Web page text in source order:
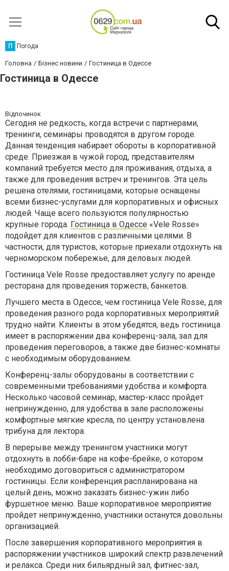
П Погода
Головна Бізнес новини Гостиница в Одессе
Гостиница в Одессе
Відпочинок
Сегодня не редкость, когда встречи с партнерами,
тренинги, семинары проводятся в другом городе.
Данная тенденция набирает обороты в корпоративной
среде. Приезжая в чужой город, представителям
компаний требуется место для проживания, отдыха, а
также для проведения встреч и тренингов. Эта цель
решена отелями, гостиницами, которые оснащены
всеми бизнес-услугами для корпоративных и офисных
людей. Чаще всего пользуются популярностью
крупные города. Гостиница в Одессе «Vele Rosse»
подойдет для клиентов с различными целями. В
частности, для туристов, которые приехали отдохнуть на
черноморском побережье, для деловых людей.
Гостиница Vele Rosse предоставляет услугу по аренде
ресторана для проведения торжеств, банкетов.
Лучшего места в Одессе, чем гостиница Vele Rosse, для
проведения разного рода корпоративных мероприятий
трудно найти. Клиенты в этом убедятся, ведь гостиница
имеет в распоряжении два конференц-зала, зал для
проведения переговоров, а также две бизнес-комнаты
с необходимым оборудованием.
Конференц-залы оборудованы в соответствии с
современными требованиями удобства и комфорта.
Несколько часовой семинар, мастер-класс пройдет
непринужденно, для удобства в зале расположены
комфортные мягкие кресла, по центру установлена
трибуна для лектора.
В перерыве между тренингом участники могут
отдохнуть в лобби-баре на кофе-брейке, о котором
необходимо договориться с администратором
гостиницы. Если конференция распланирована на
целый день, можно заказать бизнес-ужин либо
фуршетное меню. Ваше корпоративное мероприятие
пройдет непринужденно, участники останутся довольны
организацией.
После завершения корпоративного мероприятия в
распоряжении участников широкий спектр развлечений
и релакса. Среди них бильярдный зал, фитнес-зал,